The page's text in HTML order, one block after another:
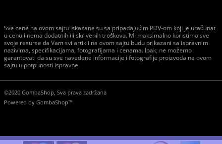
Sve cene na ovom sajtu iskazane su sa pripadajućim PDV-om koji je uračunat
u cenu i nema dodatnih ili skrivenih troškova. Mi maksimalno koristimo sve
svoje resurse da Vam svi artikli na ovom sajtu budu prikazani sa ispravnim
nazivima, specifikacijama, fotografijama i cenama. Ipak, ne možemo
garantovati da su sve navedene informacije i fotografije proizvoda na ovom
sajtu u potpunosti ispravne.
©2020 GombaShop, Sva prava zadržana
Powered by GombaShop™